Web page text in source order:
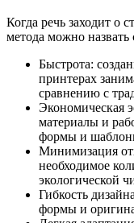
Когда речь заходит о
метода можно
Быстрота:
принтерах
сравнению с
Экономическая
материалы и
формы и
Минимизация
необходимое
экологической
Гибкость
формы и